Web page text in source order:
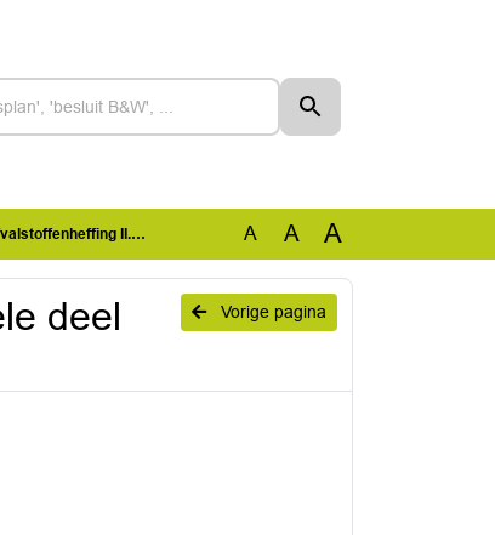
II.pdf A A A
Vorige pagina
deel